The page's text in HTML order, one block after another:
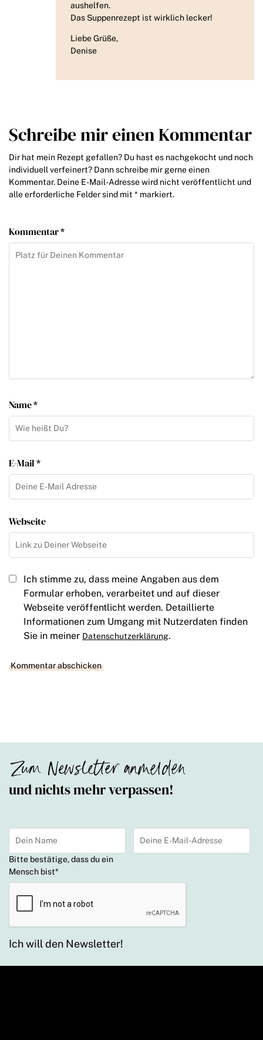
aushelfen.
Das Suppenrezept ist wirklich lecker!
Liebe Grüße,
Denise
Schreibe mir einen Kommentar
Dir hat mein Rezept gefallen? Du hast es nachgekocht und noch
individuell verfeinert? Dann schreibe mir gerne einen
Kommentar. Deine E-Mail-Adresse wird nicht veröffentlicht und
alle erforderliche Felder sind mit * markiert.
Kommentar *
Name *
E-Mail *
Webseite
Ich stimme zu, dass meine Angaben aus dem
Formular erhoben, verarbeitet und auf dieser
Webseite veröffentlicht werden. Detaillierte
Informationen zum Umgang mit Nutzerdaten finden
Sie in meiner Datenschutzerklärung.
Zum Newsletter anmelden
und nichts mehr verpassen!
Bitte bestätige, dass du ein
Mensch bist*
Ich will den Newsletter!